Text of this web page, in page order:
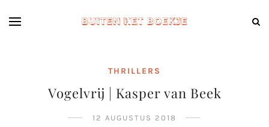
THRILLERS
Vogelvrij | Kasper van Beek
12 AUGUSTUS 2018